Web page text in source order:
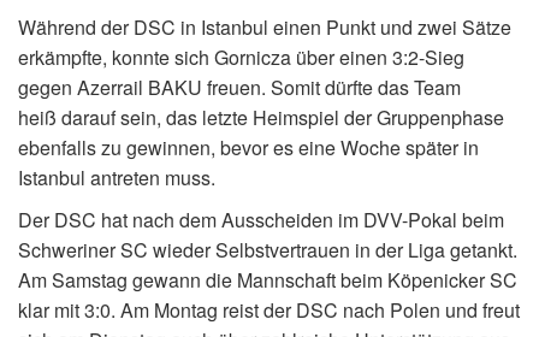
Während der DSC in Istanbul einen Punkt und zwei Sätze
erkämpfte, konnte sich Gornicza über einen 3:2-Sieg
gegen Azerrail BAKU freuen. Somit dürfte das Team
heiß darauf sein, das letzte Heimspiel der Gruppenphase
ebenfalls zu gewinnen, bevor es eine Woche später in
Istanbul antreten muss.
Der DSC hat nach dem Ausscheiden im DVV-Pokal beim
Schweriner SC wieder Selbstvertrauen in der Liga getankt.
Am Samstag gewann die Mannschaft beim Köpenicker SC
klar mit 3:0. Am Montag reist der DSC nach Polen und freut